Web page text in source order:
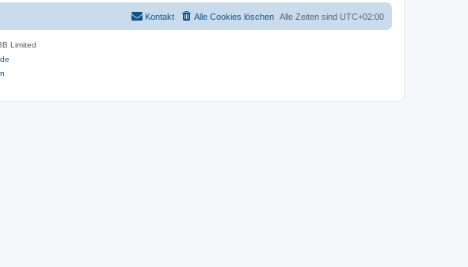
Alle Zeiten sind UTC+02:00
Alle Cookies löschen
Kontakt
Limited